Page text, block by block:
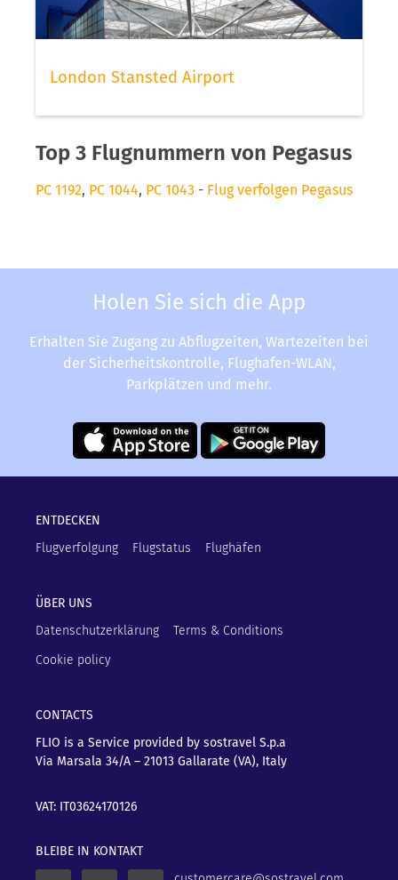
London Stansted Airport
Top 3 Flugnummern von Pegasus
PC 1192, PC 1044, PC 1043 - Flug verfolgen Pegasus
Holen Sie sich die App
Erhalten Sie Zugang zu Abflugzeiten, Wartezeiten bei
der Sicherheitskontrolle, Flughafen-WLAN,
Parkplätzen und mehr.
ENTDECKEN
Flugverfolgung
Flugstatus Flughäfen
ÜBER UNS
Datenschutzerklärung
Terms & Conditions
Cookie policy
CONTACTS
FLIO is a Service provided by sostravel S.p.a
Via Marsala 34/A – 21013 Gallarate (VA), Italy
VAT: IT03624170126
BLEIBE IN KONTAKT